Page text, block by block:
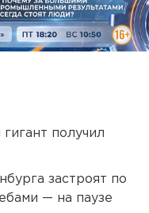
получил
застроят по
— на паузе